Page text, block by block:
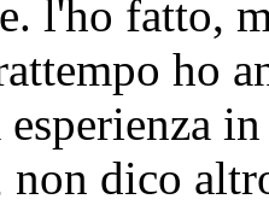
l'ho fatto,
ho
non dico